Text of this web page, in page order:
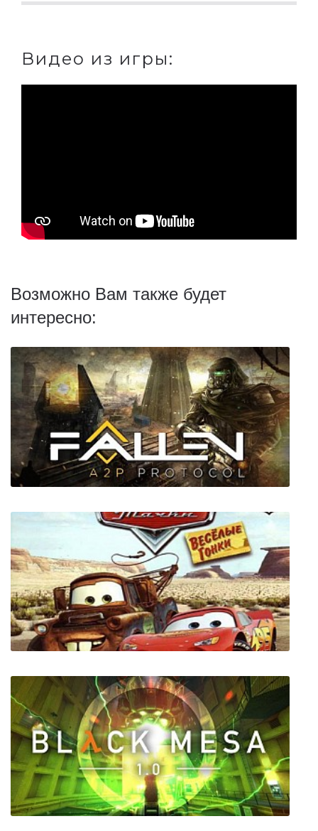
Видео из игры:
Возможно Вам также будет
интересно:
Fallen A2P Protocol
Тачки: Весёлые гонки